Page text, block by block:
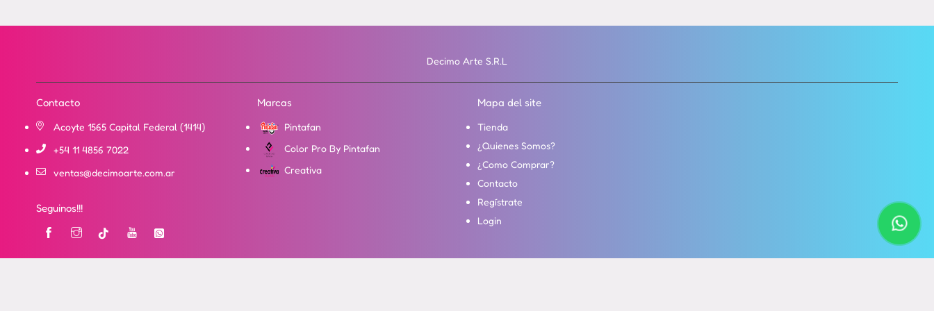
Decimo Arte S.R.L
Contacto
Acoyte 1565 Capital Federal (1414)
+54 11 4856 7022
ventas@decimoarte.com.ar
Seguinos!!!
Instagram YouTube
Marcas
Pintafan
Color Pro By Pintafan
Creativa
Mapa del site
Tienda
¿Quienes Somos?
¿Como Comprar?
Contacto
Regístrate
Login